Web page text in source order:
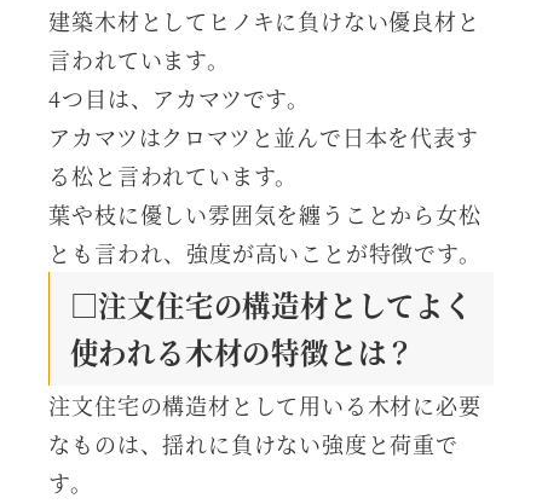
建築木材としてヒノキに負けない優良材と
言われています。
4つ目は、アカマツです。
アカマツはクロマツと並んで日本を代表す
る松と言われています。
葉や枝に優しい雰囲気を纏うことから女松
とも言われ、強度が高いことが特徴です。
□注文住宅の構造材としてよく
使われる木材の特徴とは？
注文住宅の構造材として用いる木材に必要
なものは、揺れに負けない強度と荷重で
す。